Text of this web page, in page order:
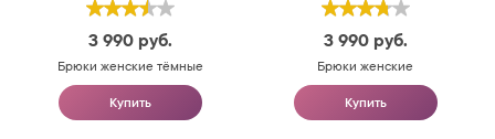
3 990 руб.
Брюки женские тёмные
Купить
3 990 руб.
Брюки женские
Купить